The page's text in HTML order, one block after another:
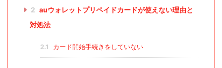
2 auウォレットプリペイドカードが使えない理由と
対処法
2.1 カード開始手続きをしていない